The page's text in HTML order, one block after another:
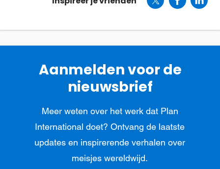
Aanmelden voor de
nieuwsbrief
Meer weten over het werk dat Plan
International doet? Ontvang de laatste
updates en inspirerende verhalen over
meisjes wereldwijd.